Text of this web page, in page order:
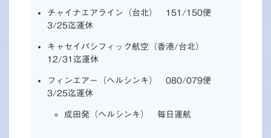
チャイナエアライン（台北） 151/150便
3/25迄運休
キャセイパシフィック航空（香港/台北）
12/31迄運休
フィンエアー（ヘルシンキ） 080/079便
3/25迄運休
成田発（ヘルシンキ） 毎日運航